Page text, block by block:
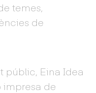
temes,
de
públic, Eina Idea
impresa de